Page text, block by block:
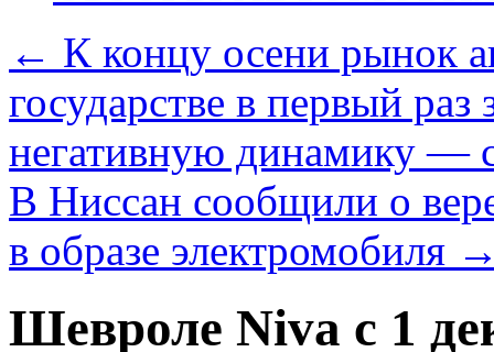
← К концу осени рынок
государстве в первый
негативную динамику —
В Ниссан сообщили о
в образе электромобиля
Шевроле Niva с 1